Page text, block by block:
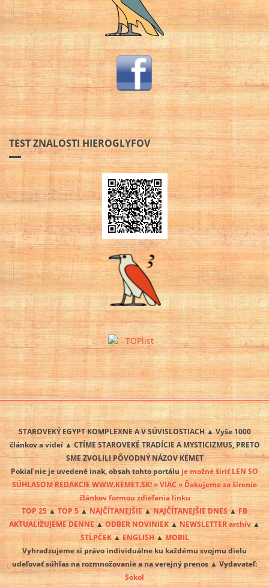
TEST ZNALOSTI HIEROGLYFOV
STAROVEKÝ EGYPT KOMPLEXNE A V SÚVISLOSTIACH ▲ Vyše 1000
článkov a videí ▲ CTÍME STAROVEKÉ TRADÍCIE A MYSTICIZMUS, PRETO
SME ZVOLILI PÔVODNÝ NÁZOV KEMET
Pokiaľ nie je uvedené inak, obsah tohto portálu je možné šíriť LEN SO
SÚHLASOM REDAKCIE WWW.KEMET.SK! » VIAC « Ďakujeme za šírenie
článkov formou zdieľania linku
TOP 25 ▲ TOP 5▲NAJČÍTANEJŠIE▲NAJČÍTANEJŠIE DNES ▲FB
AKTUALIZUJEME DENNE▲ODBER NOVINIEK▲ NEWSLETTER archív ▲
STĹPČEK▲ENGLISH▲MOBIL
Vyhradzujeme si právo individuálne ku každému svojmu dielu
udeľovať súhlas na rozmnožovanie a na verejný prenos ▲ Vydavateľ:
Sokol